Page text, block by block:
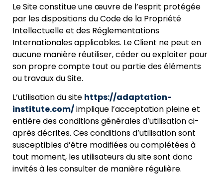
Le Site constitue une œuvre de l’esprit protégée
par les dispositions du Code de la Propriété
Intellectuelle et des Réglementations
Internationales applicables. Le Client ne peut en
aucune manière réutiliser, céder ou exploiter pour
son propre compte tout ou partie des éléments
ou travaux du Site.
L’utilisation du site https://adaptation-
institute.com/implique l’acceptation pleine et
entière des conditions générales d’utilisation ci-
après décrites. Ces conditions d’utilisation sont
susceptibles d’être modifiées ou complétées à
tout moment, les utilisateurs du site sont donc
invités à les consulter de manière régulière.